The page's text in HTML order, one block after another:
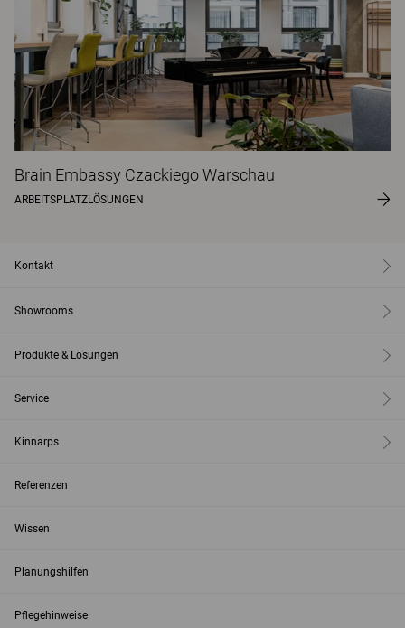
Brain Embassy Czackiego Warschau
ARBEITSPLATZLÖSUNGEN
Kontakt
Showrooms
Produkte & Lösungen
Service
Kinnarps
Referenzen
Wissen
Planungshilfen
Pflegehinweise